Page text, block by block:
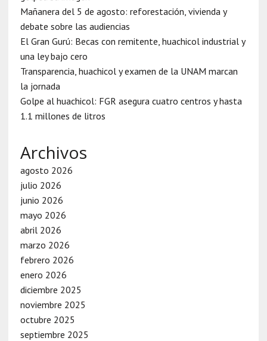
Mañanera del 5 de agosto: reforestación, vivienda y
debate sobre las audiencias
El Gran Gurú: Becas con remitente, huachicol industrial y
una ley bajo cero
Transparencia, huachicol y examen de la UNAM marcan
la jornada
Golpe al huachicol: FGR asegura cuatro centros y hasta
1.1 millones de litros
Archivos
agosto 2026
julio 2026
junio 2026
mayo 2026
abril 2026
marzo 2026
febrero 2026
enero 2026
diciembre 2025
noviembre 2025
octubre 2025
septiembre 2025